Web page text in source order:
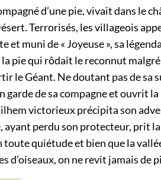
d’une pie, vivait dans le
Terrorisés, les villageois
et muni de « Joyeuse », sa
pie qui rôdait le reconnut
le Géant. Ne doutant pas de sa
garde de sa compagne et ouvrit la
victorieux précipita son
ayant perdu son protecteur, prit
quiétude et bien que la
d’oiseaux, on ne revit jamais de